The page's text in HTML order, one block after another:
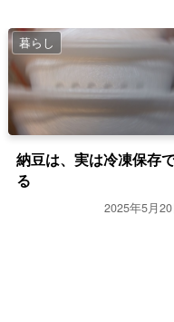
暮らし
納豆は、実は冷凍保存
る
2025年5月20